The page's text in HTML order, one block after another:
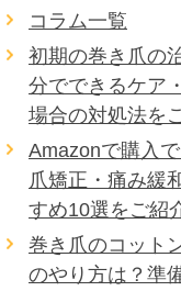
コラム一覧
初期の巻き爪の
分でできるケア
場合の対処法を
Amazonで購入
爪矯正・痛み緩
すめ10選をご紹
巻き爪のコット
のやり方は？準